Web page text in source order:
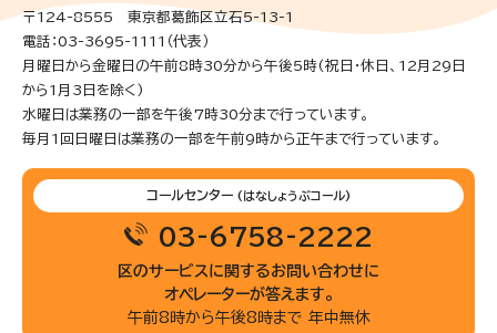
〒124-8555 東京都葛飾区立石5-13-1
電話：03-3695-1111（代表）
月曜日から金曜日の午前8時30分から午後5時(祝日・休日、12月29日
から1月3日を除く)
水曜日は業務の一部を午後7時30分まで行っています。
毎月1回日曜日は業務の一部を午前9時から正午まで行っています。
コールセンター (はなしょうぶコール)
03-6758-2222
区のサービスに関するお問い合わせに
オペレーターが答えます。
午前8時から午後8時まで 年中無休